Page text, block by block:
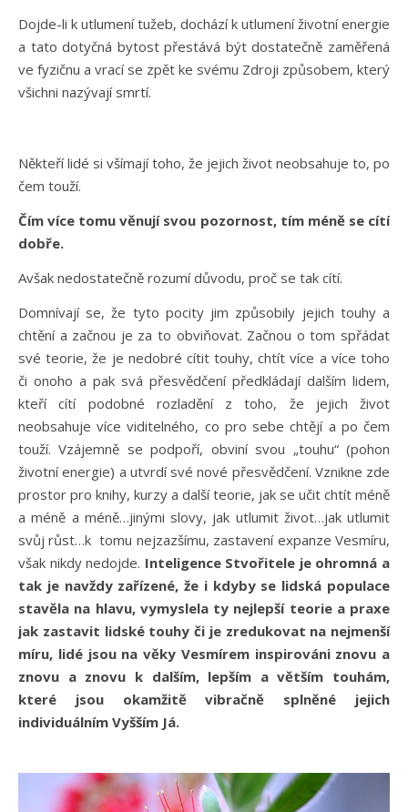
Dojde-li k utlumení tužeb, dochází k utlumení životní energie
a tato dotyčná bytost přestává být dostatečně zaměřená
ve fyzičnu a vrací se zpět ke svému Zdroji způsobem, který
všichni nazývají smrtí.
Někteří lidé si všímají toho, že jejich život neobsahuje to, po
čem touží.
Čím více tomu věnují svou pozornost, tím méně se cítí
dobře.
Avšak nedostatečně rozumí důvodu, proč se tak cítí.
Domnívají se, že tyto pocity jim způsobily jejich touhy a
chtění a začnou je za to obviňovat. Začnou o tom spřádat
své teorie, že je nedobré cítit touhy, chtít více a více toho
či onoho a pak svá přesvědčení předkládají dalším lidem,
kteří cítí podobné rozladění z toho, že jejich život
neobsahuje více viditelného, co pro sebe chtějí a po čem
touží. Vzájemně se podpoří, obviní svou „touhu“ (pohon
životní energie) a utvrdí své nové přesvědčení. Vznikne zde
prostor pro knihy, kurzy a další teorie, jak se učit chtít méně
a méně a méně…jinými slovy, jak utlumit život…jak utlumit
svůj růst…k tomu nejzazšímu, zastavení expanze Vesmíru,
však nikdy nedojde. Inteligence Stvořitele je ohromná a
tak je navždy zařízené, že i kdyby se lidská populace
stavěla na hlavu, vymyslela ty nejlepší teorie a praxe
jak zastavit lidské touhy či je zredukovat na nejmenší
míru, lidé jsou na věky Vesmírem inspirováni znovu a
znovu a znovu k dalším, lepším a větším touhám,
které jsou okamžitě vibračně splněné jejich
individuálním Vyšším Já.